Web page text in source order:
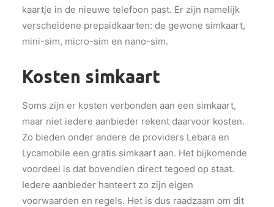
kaartje in de nieuwe telefoon past. Er zijn namelijk
verscheidene prepaidkaarten: de gewone simkaart,
mini-sim, micro-sim en nano-sim.
Kosten simkaart
Soms zijn er kosten verbonden aan een simkaart,
maar niet iedere aanbieder rekent daarvoor kosten.
Zo bieden onder andere de providers Lebara en
Lycamobile een gratis simkaart aan. Het bijkomende
voordeel is dat bovendien direct tegoed op staat.
Iedere aanbieder hanteert zo zijn eigen
voorwaarden en regels. Het is dus raadzaam om dit